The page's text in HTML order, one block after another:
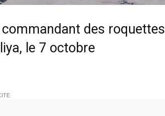
commandant des roquettes
le 7 octobre